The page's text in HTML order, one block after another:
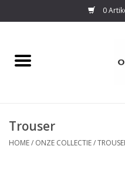
0
Home
Over ons
Trouser
HOME/ ONZE COLLECTIE/